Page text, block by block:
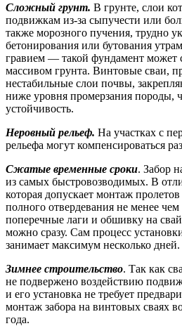
Сложный грунт. В грунте, слои
подвижкам из-за сыпучести или
также морозного пучения, трудно
бетонирования или бутования
гравием — такой фундамент может
массивом грунта. Винтовые сваи,
нестабильные слои почвы,
ниже уровня промерзания породы,
устойчивость.
Неровный рельеф. На участках с
рельефа могут компенсироваться
Сжатые временные сроки. Забор
из самых быстровозводимых. В
которая допускает монтаж
полного отвердевания не менее
поперечные лаги и обшивку на
можно сразу. Сам процесс
занимает максимум несколько дней.
Зимнее строительство. Так как
не подвержено воздействию
и его установка не требует
монтаж забора на винтовых сваях
года.